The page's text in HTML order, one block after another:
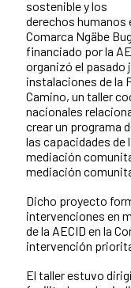
sostenible y los
derechos humanos
Comarca Ngäbe
financiado por la
organizó el pasado
instalaciones de la
Camino, un taller
nacionales
crear un programa
las capacidades de
mediación
mediación
Dicho proyecto
intervenciones en
de la AECID en la
intervención
El taller estuvo